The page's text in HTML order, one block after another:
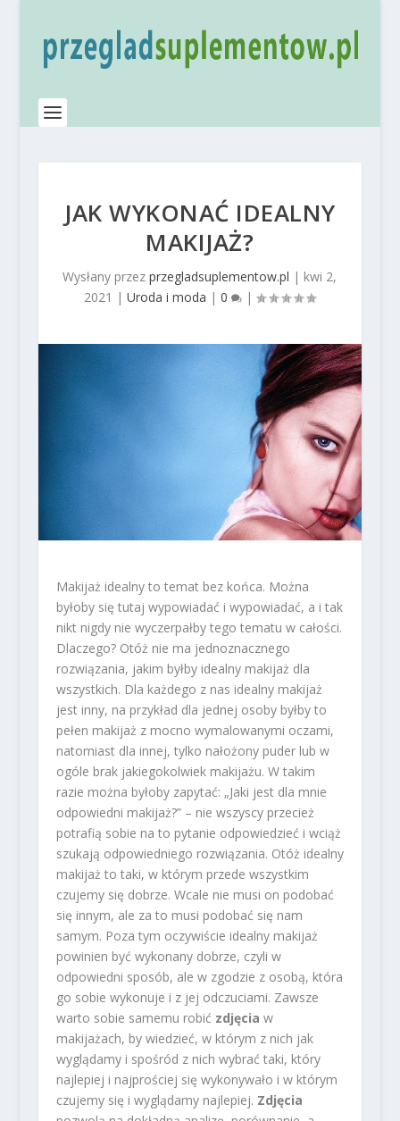
JAK WYKONAĆ IDEALNY
MAKIJAŻ?
Wysłany przezprzegladsuplementow.pl | kwi 2,
2021 |Uroda i moda |0 |
Makijaż idealny to temat bez końca. Można
byłoby się tutaj wypowiadać i wypowiadać, a i tak
nikt nigdy nie wyczerpałby tego tematu w całości.
Dlaczego? Otóż nie ma jednoznacznego
rozwiązania, jakim byłby idealny makijaż dla
wszystkich. Dla każdego z nas idealny makijaż
jest inny, na przykład dla jednej osoby byłby to
pełen makijaż z mocno wymalowanymi oczami,
natomiast dla innej, tylko nałożony puder lub w
ogóle brak jakiegokolwiek makijażu. W takim
razie można byłoby zapytać: „Jaki jest dla mnie
odpowiedni makijaż?” – nie wszyscy przecież
potrafią sobie na to pytanie odpowiedzieć i wciąż
szukają odpowiedniego rozwiązania. Otóż idealny
makijaż to taki, w którym przede wszystkim
czujemy się dobrze. Wcale nie musi on podobać
się innym, ale za to musi podobać się nam
samym. Poza tym oczywiście idealny makijaż
powinien być wykonany dobrze, czyli w
odpowiedni sposób, ale w zgodzie z osobą, która
go sobie wykonuje i z jej odczuciami. Zawsze
warto sobie samemu robić zdjęcia w
makijażach, by wiedzieć, w którym z nich jak
wyglądamy i spośród z nich wybrać taki, który
najlepiej i najprościej się wykonywało i w którym
czujemy się i wyglądamy najlepiej. Zdjęcia